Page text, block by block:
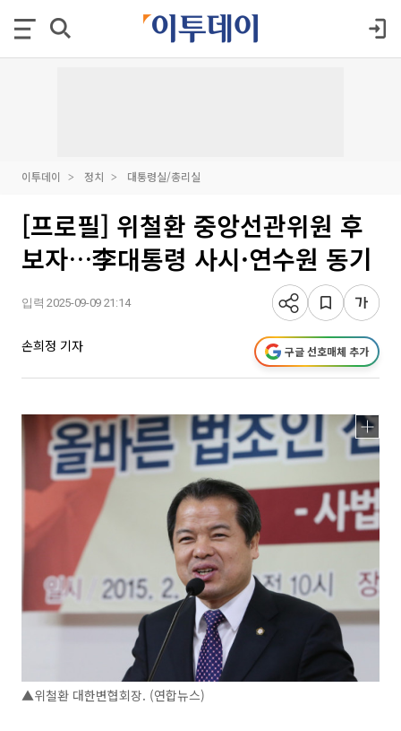
이투데이 정치 대통령실/총리실
[프로필] 위철환 중앙선관위원 후
보자…李대통령 사시·연수원 동기
입력 2025-09-09 21:14
손희정 기자 구글 선호매체 추가
▲위철환 대한변협회장. (연합뉴스)